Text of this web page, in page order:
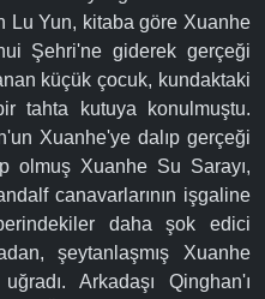
Lu Yun, kitaba göre Xuanhe
Şehri'ne giderek gerçeği
küçük çocuk, kundaktaki
tahta kutuya konulmuştu.
Xuanhe'ye dalıp gerçeği
olmuş Xuanhe Su Sarayı,
canavarlarının işgaline
daha şok edici
şeytanlaşmış Xuanhe
uğradı. Arkadaşı Qinghan'ı